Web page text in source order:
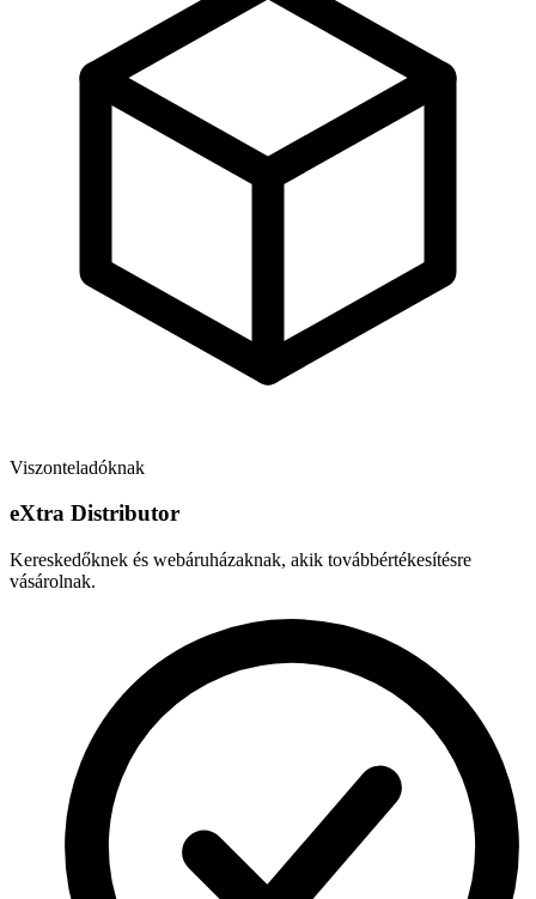
Viszonteladóknak
eXtra Distributor
Kereskedőknek és webáruházaknak, akik továbbértékesítésre
vásárolnak.